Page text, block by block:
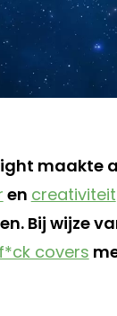
maakte
en creativiteit
Bij wijze
covers